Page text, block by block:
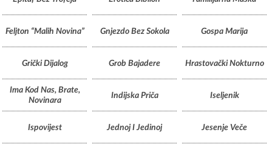
Feljton “Malih Novina” Gnjezdo Bez Sokola Gospa Marija
Grički Dijalog Grob Bajadere Hrastovački Nokturno
Ima Kod Nas, Brate,
Novinara
Indijska Priča Iseljenik
Ispovijest Jednoj I Jedinoj Jesenje Veče